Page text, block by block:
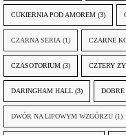
CUKIERNIA POD AMOREM (3)
CZARNA SERIA (1) CZARNE
CZASOTORIUM (3) CZTERY
DARINGHAM HALL (3)
DWÓR NA LIPOWYM WZGÓRZU (1)